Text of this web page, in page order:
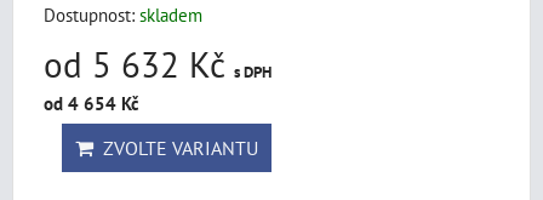
Dostupnost: skladem
od 5 632 Kč s DPH
od 4 654 Kč
ZVOLTE VARIANTU